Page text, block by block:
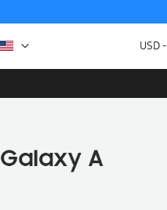
USD -